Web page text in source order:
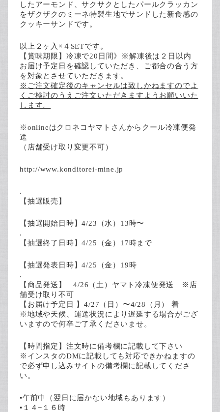
したアーモンド、サクサクとしたパールクラッカン
をザクザクのミーネ特製生地でサンドした新食感の
クッキーサンドです。
以上２ヶ入×４SETです。
【賞味期限】冷凍で20日間》※解凍後は２日以内
お届け予定日を確認していただき、ご都合の合う方
を対象とさせていただきます。
※ご注文確定後のキャンセルは致しかねますのでよ
くご検討のうえご注文いただきますようお願いいた
します。
※onlineはクロネコヤマトさんからクール冷凍便発
送
（店舗受け取り変更不可）
http://www.konditorei-mine.jp
.
【抽選販売】
【抽選開始日時】4/23（水）13時〜
.
【抽選終了日時】4/25（金）17時まで
【抽選発表日時】4/25（金）19時
.
【商品発送】 4/26（土）ヤマト冷凍便発送 ※店
舗受け取り不可
【お届け予定日 】4/27（日）〜4/28（月） 着
※地域や天候、運送状況により遅延する場合がござ
いますので何卒ご了承くださいませ。
【時間指定】注文時に備考欄に記載して下さい
※インスタのDMに記載しても対応できかねますの
で必ず申し込みサイトの備考欄に記載してくださ
い。
•午前中（翌日に届かない地域もあります）
•１４−１６時